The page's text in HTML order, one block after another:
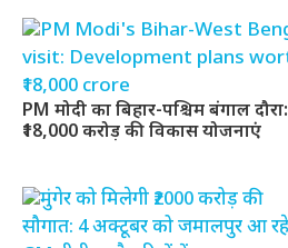
PM मोदी का बिहार-पश्चिम बंगाल दौरा:
₹18,000 करोड़ की विकास योजनाएं